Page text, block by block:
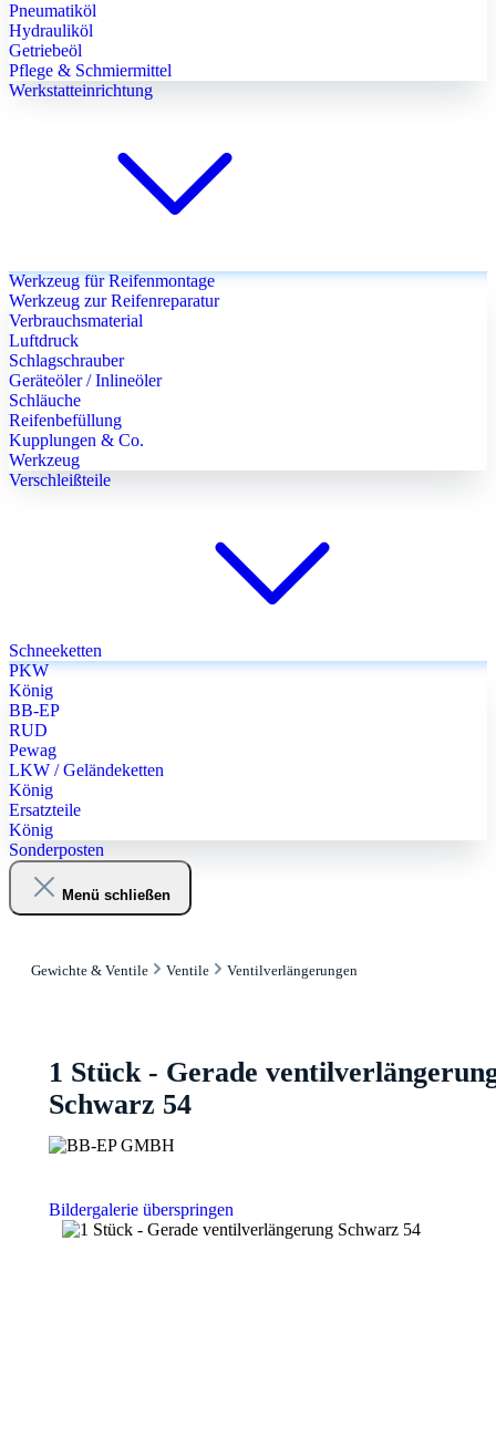
Pneumatiköl
Hydrauliköl
Getriebeöl
Pflege & Schmiermittel
Werkstatteinrichtung
Werkzeug für Reifenmontage
Werkzeug zur Reifenreparatur
Verbrauchsmaterial
Luftdruck
Schlagschrauber
Geräteöler / Inlineöler
Schläuche
Reifenbefüllung
Kupplungen & Co.
Werkzeug
Verschleißteile
Schneeketten
PKW
König
BB-EP
RUD
Pewag
LKW / Geländeketten
König
Ersatzteile
König
Sonderposten
Menü schließen
Gewichte & Ventile Ventile Ventilverlängerungen
1 Stück - Gerade
Schwarz 54
Bildergalerie überspringen